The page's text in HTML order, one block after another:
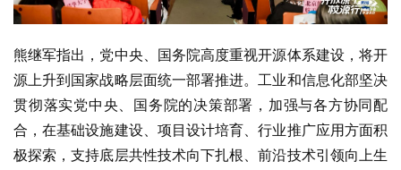
熊继军指出，党中央、国务院高度重视开源体系建设，将开
源上升到国家战略层面统一部署推进。工业和信息化部坚决
贯彻落实党中央、国务院的决策部署，加强与各方协同配
合，在基础设施建设、项目设计培育、行业推广应用方面积
极探索，支持底层共性技术向下扎根、前沿技术引领向上生